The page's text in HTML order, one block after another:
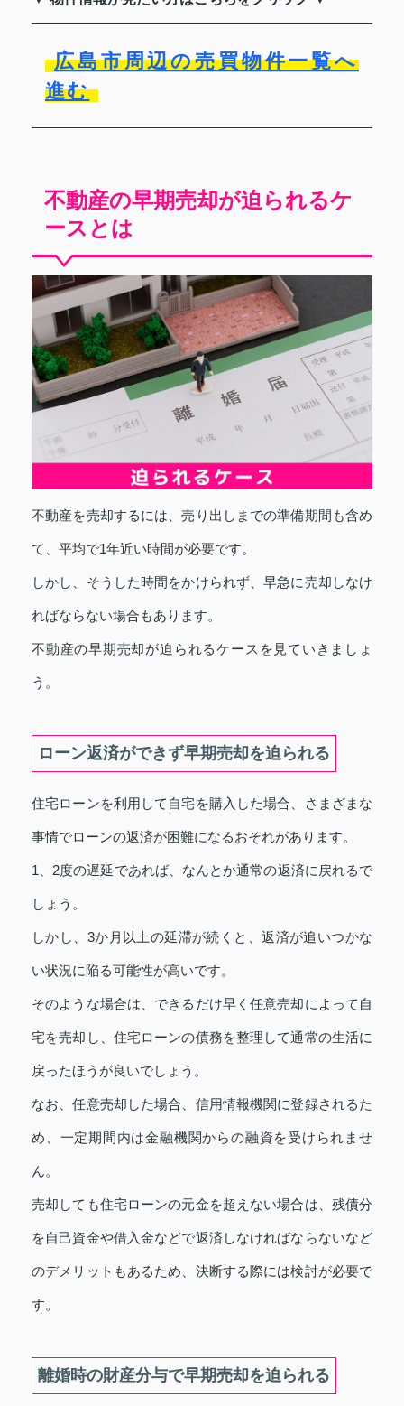
広島市周辺の売買物件一覧へ
進む
不動産の早期売却が迫られるケ
ースとは
不動産を売却するには、売り出しまでの準備期間も含め
て、平均で1年近い時間が必要です。
しかし、そうした時間をかけられず、早急に売却しなけ
ればならない場合もあります。
不動産の早期売却が迫られるケースを見ていきましょ
う。
ローン返済ができず早期売却を迫られる
住宅ローンを利用して自宅を購入した場合、さまざまな
事情でローンの返済が困難になるおそれがあります。
1、2度の遅延であれば、なんとか通常の返済に戻れるで
しょう。
しかし、3か月以上の延滞が続くと、返済が追いつかな
い状況に陥る可能性が高いです。
そのような場合は、できるだけ早く任意売却によって自
宅を売却し、住宅ローンの債務を整理して通常の生活に
戻ったほうが良いでしょう。
なお、任意売却した場合、信用情報機関に登録されるた
め、一定期間内は金融機関からの融資を受けられませ
ん。
売却しても住宅ローンの元金を超えない場合は、残債分
を自己資金や借入金などで返済しなければならないなど
のデメリットもあるため、決断する際には検討が必要で
す。
離婚時の財産分与で早期売却を迫られる